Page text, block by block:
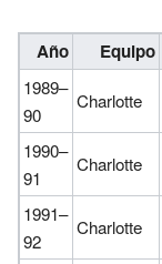
Año Equipo
1989–
90
Charlotte
1990–
91
Charlotte
1991–
92
Charlotte